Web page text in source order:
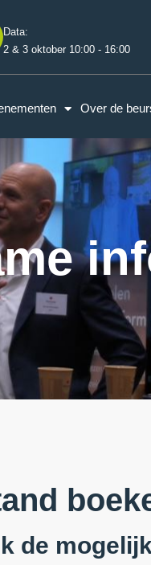
Data:
2 & 3 oktober 10:00 - 16:00
Over de
de